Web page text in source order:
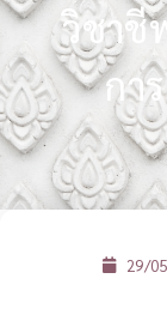
วิชาชี
กา
29/